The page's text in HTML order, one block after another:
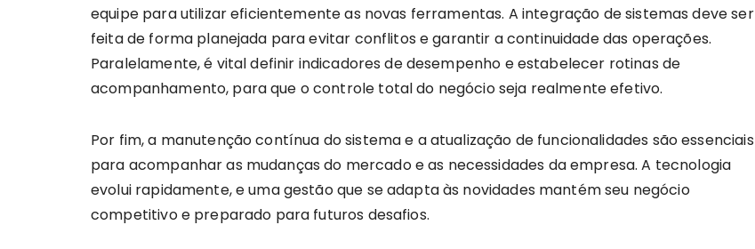
equipe para utilizar eficientemente as novas ferramentas. A integração de sistemas deve ser
feita de forma planejada para evitar conflitos e garantir a continuidade das operações.
Paralelamente, é vital definir indicadores de desempenho e estabelecer rotinas de
acompanhamento, para que o controle total do negócio seja realmente efetivo.
Por fim, a manutenção contínua do sistema e a atualização de funcionalidades são essenciais
para acompanhar as mudanças do mercado e as necessidades da empresa. A tecnologia
evolui rapidamente, e uma gestão que se adapta às novidades mantém seu negócio
competitivo e preparado para futuros desafios.